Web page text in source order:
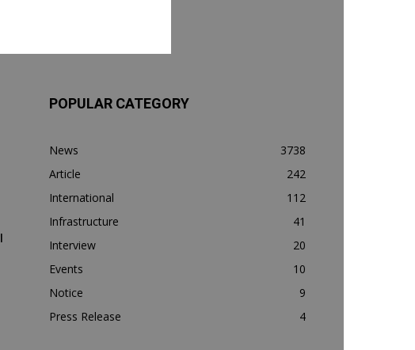
POPULAR CATEGORY
News
3738
Article
242
International
112
Infrastructure
41
Interview
20
Events
10
Notice
9
Press Release
4